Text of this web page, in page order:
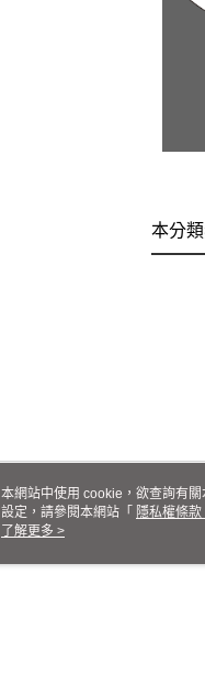
本分
本網站中使用 cookie，欲查詢有
設定，請參閱本網站「 隱私權條款
使用 cookie。
了解更多 >